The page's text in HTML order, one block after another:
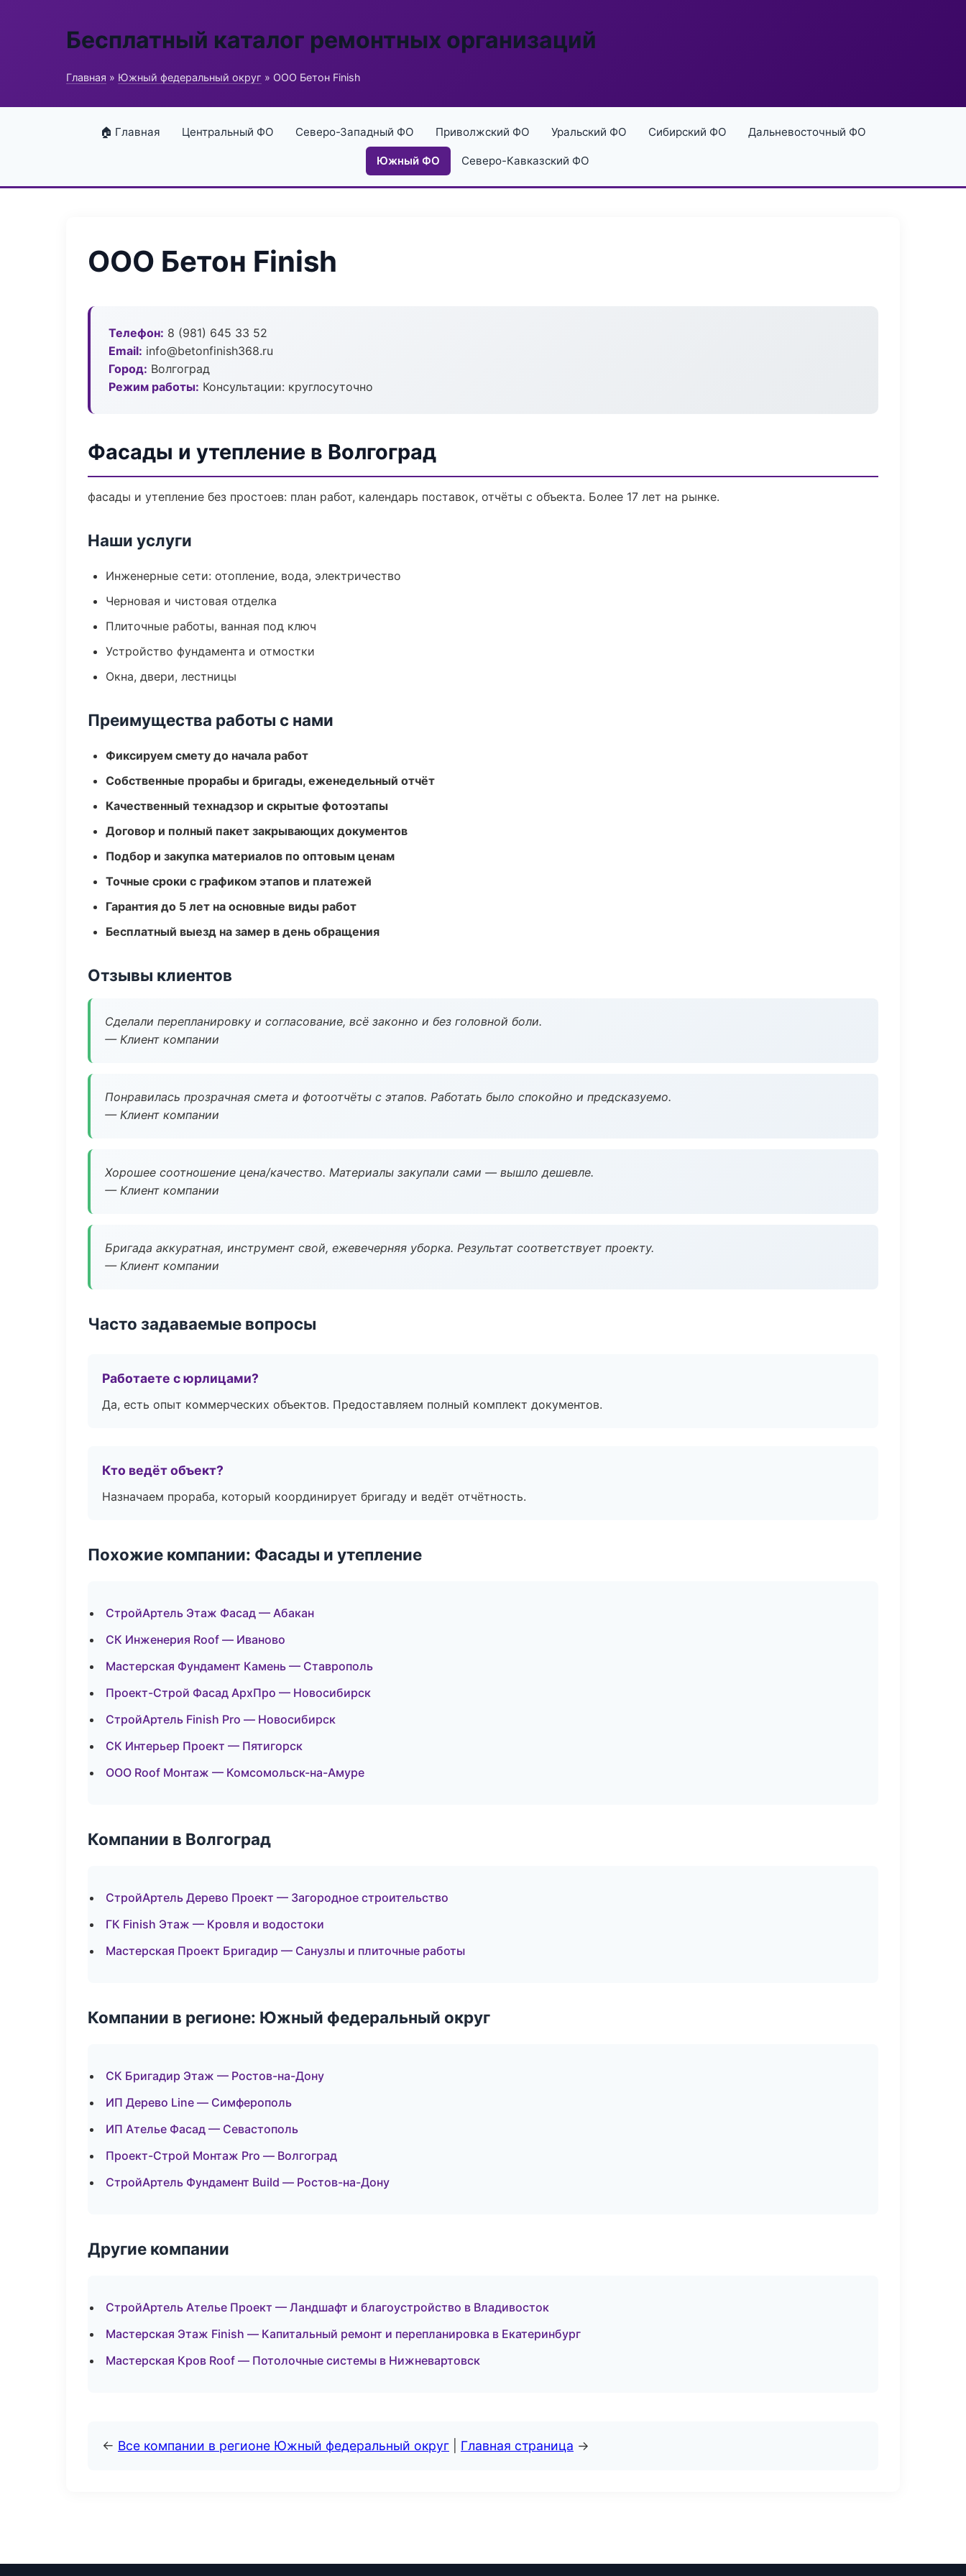
Бесплатный каталог ремонтных организаций
Главная » Южный федеральный округ » ООО Бетон Finish
🏠 Главная Центральный ФО Северо-Западный ФО Приволжский ФО Уральский ФО Сибирский ФО Дальневосточный ФО
Южный ФО Северо-Кавказский ФО
ООО Бетон Finish
Телефон: 8 (981) 645 33 52
Email: info@betonfinish368.ru
Город: Волгоград
Режим работы: Консультации: круглосуточно
Фасады и утепление в Волгоград
фасады и утепление без простоев: план работ, календарь поставок, отчёты с объекта. Более 17 лет на рынке.
Наши услуги
Инженерные сети: отопление, вода, электричество
Черновая и чистовая отделка
Плиточные работы, ванная под ключ
Устройство фундамента и отмостки
Окна, двери, лестницы
Преимущества работы с нами
Фиксируем смету до начала работ
Собственные прорабы и бригады, еженедельный отчёт
Качественный технадзор и скрытые фотоэтапы
Договор и полный пакет закрывающих документов
Подбор и закупка материалов по оптовым ценам
Точные сроки с графиком этапов и платежей
Гарантия до 5 лет на основные виды работ
Бесплатный выезд на замер в день обращения
Отзывы клиентов
Сделали перепланировку и согласование, всё законно и без головной боли.
— Клиент компании
Понравилась прозрачная смета и фотоотчёты с этапов. Работать было спокойно и предсказуемо.
— Клиент компании
Хорошее соотношение цена/качество. Материалы закупали сами — вышло дешевле.
— Клиент компании
Бригада аккуратная, инструмент свой, ежевечерняя уборка. Результат соответствует проекту.
— Клиент компании
Часто задаваемые вопросы
Работаете с юрлицами?
Да, есть опыт коммерческих объектов. Предоставляем полный комплект документов.
Кто ведёт объект?
Назначаем прораба, который координирует бригаду и ведёт отчётность.
Похожие компании: Фасады и утепление
СтройАртель Этаж Фасад — Абакан
СК Инженерия Roof — Иваново
Мастерская Фундамент Камень — Ставрополь
Проект-Строй Фасад АрхПро — Новосибирск
СтройАртель Finish Pro — Новосибирск
СК Интерьер Проект — Пятигорск
ООО Roof Монтаж — Комсомольск-на-Амуре
Компании в Волгоград
СтройАртель Дерево Проект — Загородное строительство
ГК Finish Этаж — Кровля и водостоки
Мастерская Проект Бригадир — Санузлы и плиточные работы
Компании в регионе: Южный федеральный округ
СК Бригадир Этаж — Ростов-на-Дону
ИП Дерево Line — Симферополь
ИП Ателье Фасад — Севастополь
Проект-Строй Монтаж Pro — Волгоград
СтройАртель Фундамент Build — Ростов-на-Дону
Другие компании
СтройАртель Ателье Проект — Ландшафт и благоустройство в Владивосток
Мастерская Этаж Finish — Капитальный ремонт и перепланировка в Екатеринбург
Мастерская Кров Roof — Потолочные системы в Нижневартовск
← Все компании в регионе Южный федеральный округ Главная страница →